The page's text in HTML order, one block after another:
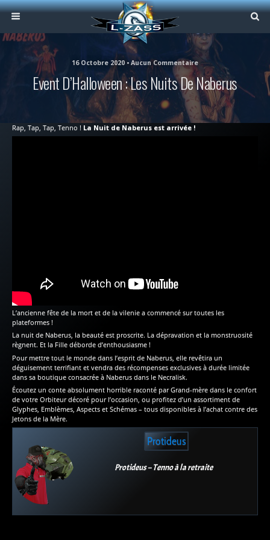
16 Octobre 2020 • Aucun Commentaire
Event D’Halloween : Les Nuits De Naberus
Rap, Tap, Tap, Tenno ! La Nuit de Naberus est arrivée !
L’ancienne fête de la mort et de la vilenie a commencé sur toutes les
plateformes !
La nuit de Naberus, la beauté est proscrite. La dépravation et la monstruosité
règnent. Et la Fille déborde d’enthousiasme !
Pour mettre tout le monde dans l’esprit de Naberus, elle revêtira un
déguisement terrifiant et vendra des récompenses exclusives à durée limitée
dans sa boutique consacrée à Naberus dans le Necralisk.
Écoutez un conte absolument horrible raconté par Grand-mère dans le confort
de votre Orbiteur décoré pour l’occasion, ou profitez d’un assortiment de
Glyphes, Emblèmes, Aspects et Schémas – tous disponibles à l’achat contre des
Jetons de la Mère.
Protideus
Protideus – Tenno à la retraite